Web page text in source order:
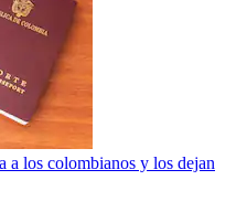
a los colombianos y los dejan